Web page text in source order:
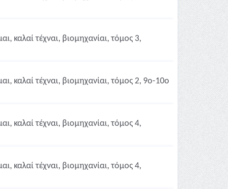
καλαί τέχναι, βιομηχανίαι, τόμος 3,
καλαί τέχναι, βιομηχανίαι, τόμος 2, 9ο-10ο
καλαί τέχναι, βιομηχανίαι, τόμος 4,
καλαί τέχναι, βιομηχανίαι, τόμος 4,